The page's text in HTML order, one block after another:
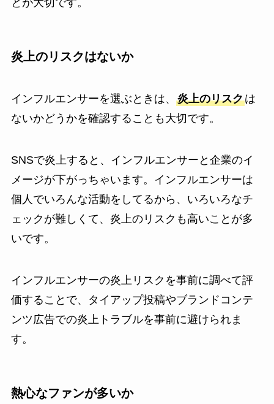
炎上のリスクはないか
インフルエンサーを選ぶときは、 炎上のリスクは
ないかどうかを確認することも大切です。
SNSで炎上すると、インフルエンサーと企業のイ
メージが下がっちゃいます。インフルエンサーは
個人でいろんな活動をしてるから、いろいろなチ
ェックが難しくて、炎上のリスクも高いことが多
いです。
インフルエンサーの炎上リスクを事前に調べて評
価することで、タイアップ投稿やブランドコンテ
ンツ広告での炎上トラブルを事前に避けられま
す。
熱心なファンが多いか